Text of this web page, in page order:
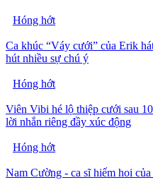
Hóng hớt
Ca khúc “Váy cưới” của Erik
hút nhiều sự chú ý
Hóng hớt
Viên Vibi hé lộ thiệp cưới sau
lời nhắn riêng đầy xúc động
Hóng hớt
Nam Cường - ca sĩ hiếm hoi